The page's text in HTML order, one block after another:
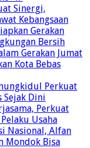
Sinergi,
Kebangsaan
Gerakan
Bersih
Gerakan Jumat
Kota Bebas
Perkuat
Sejak Dini
Perkuat
Usaha
Nasional, Alfan
Mondok Bisa